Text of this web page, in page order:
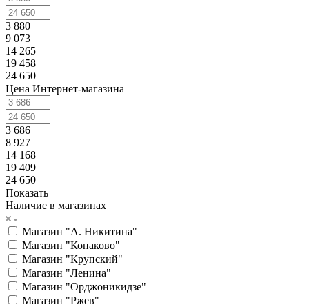
3 880
9 073
14 265
19 458
24 650
Цена Интернет-магазина
3 686
8 927
14 168
19 409
24 650
Показать
Наличие в магазинах
Магазин "А. Никитина"
Магазин "Конаково"
Магазин "Крупский"
Магазин "Ленина"
Магазин "Орджоникидзе"
Магазин "Ржев"